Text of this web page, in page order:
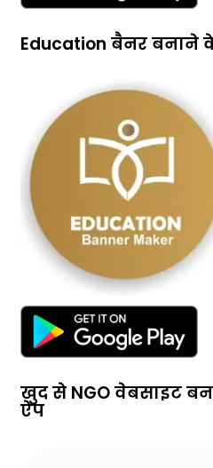
Education बैनर बनाने
खुद से NGO वेबसाइट
ऐप